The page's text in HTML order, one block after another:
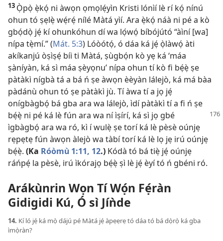
13 Ọ̀pọ̀ ẹ̀kọ́ ni àwọn ọmọlẹ́yìn Kristi lónìí lè rí kọ́ nínú
ohun tó ṣẹlẹ̀ wẹ́rẹ́ nílé Màtá yìí. Ara ẹ̀kọ́ náà ni pé a kò
gbọ́dọ̀ jẹ́ kí ohunkóhun dí wa lọ́wọ́ bíbójútó “àìní [wa]
nípa tẹ̀mí.” (Mát. 5:3) Lóòótọ́, ó dáa ká jẹ́ ọ̀làwọ́ àti
akíkanjú òṣìṣẹ́ bíi ti Màtá, ṣùgbọ́n kò yẹ ká ‘máa
ṣàníyàn, ká sì máa ṣèyọnu’ nípa ohun tí kò fi bẹ́ẹ̀ ṣe
pàtàkì nígbà tá a bá ń ṣe àwọn èèyàn lálejò, ká má bàa
pàdánù ohun tó ṣe pàtàkì jù. Tí àwa tí a jọ jẹ́
onígbàgbọ́ bá gba ara wa lálejò, ìdí pàtàkì tí a fi ń ṣe
bẹ́ẹ̀ ni pé ká lè fún ara wa ní ìṣírí, ká sì jọ gbé
ìgbàgbọ́ ara wa ró, kì í wulẹ̀ ṣe torí ká lè pèsè oúnjẹ
rẹpẹtẹ fún àwọn àlejò wa tàbí torí ká lè lọ jẹ irú oúnjẹ
bẹ́ẹ̀. (Ka Róòmù 1:11, 12.) Kódà tó bá tiẹ̀ jẹ́ oúnjẹ
ráńpẹ́ la pèsè, irú ìkórajọ bẹ́ẹ̀ ṣì lè jẹ́ èyí tó ń gbéni ró.
Arákùnrin Wọn Tí Wọ́n Fẹ́ràn
Gidigidi Kú, Ó sì Jíǹde
14. Kí ló jẹ́ ká mọ̀ dájú pé Màtá jẹ́ àpẹẹrẹ tó dáa tó bá dọ̀rọ̀ ká gba
ìmọ̀ràn?